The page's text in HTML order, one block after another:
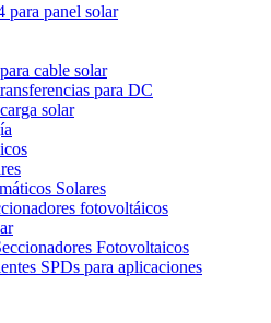
para panel solar
cable solar
para DC
solar
Solares
fotovoltáicos
Fotovoltaicos
SPDs para aplicaciones